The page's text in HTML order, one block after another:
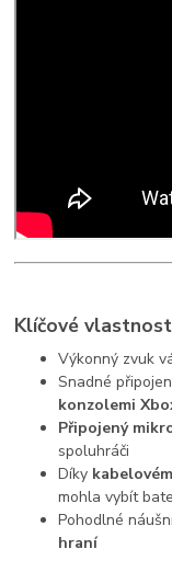
Klíčové
Výkonný zvuk
Snadné
konzolemi
Připojený
spoluhráči
Díky
mohla vybít
Pohodlné
hraní